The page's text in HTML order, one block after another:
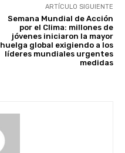
ARTÍCULO SIGUIENTE
Semana Mundial de Acción
por el Clima: millones de
jóvenes iniciaron la mayor
huelga global exigiendo a los
líderes mundiales urgentes
medidas